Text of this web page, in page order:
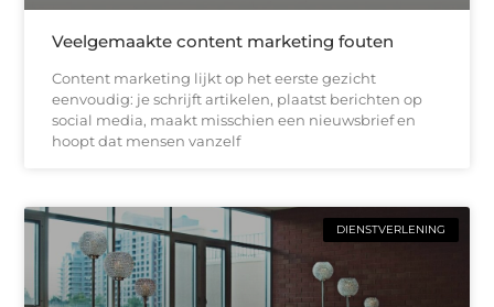
Veelgemaakte content marketing fouten
Content marketing lijkt op het eerste gezicht
eenvoudig: je schrijft artikelen, plaatst berichten op
social media, maakt misschien een nieuwsbrief en
hoopt dat mensen vanzelf
DIENSTVERLENING